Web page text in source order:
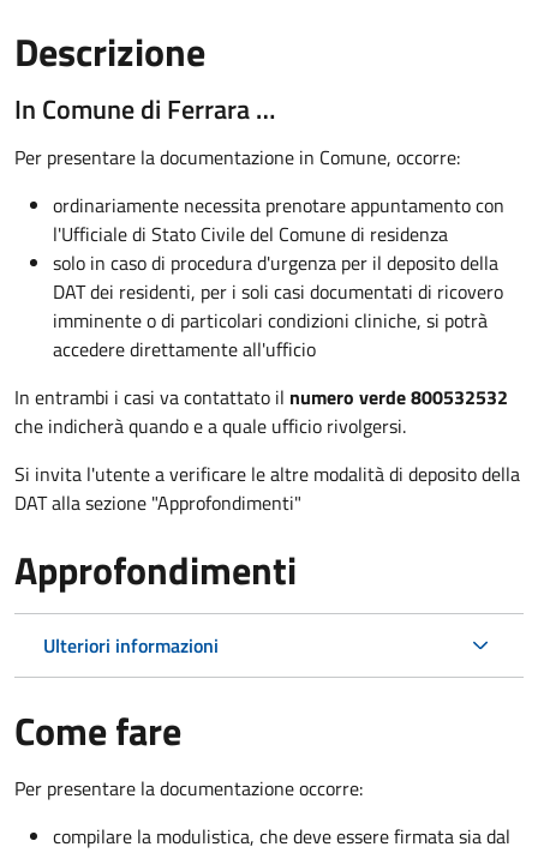
Descrizione
In Comune di Ferrara …
Per presentare la documentazione in Comune, occorre:
ordinariamente necessita prenotare appuntamento con
l'Ufficiale di Stato Civile del Comune di residenza
solo in caso di procedura d'urgenza per il deposito della
DAT dei residenti, per i soli casi documentati di ricovero
imminente o di particolari condizioni cliniche, si potrà
accedere direttamente all'ufficio
In entrambi i casi va contattato il numero verde 800532532
che indicherà quando e a quale ufficio rivolgersi.
Si invita l'utente a verificare le altre modalità di deposito della
DAT alla sezione "Approfondimenti"
Approfondimenti
Ulteriori informazioni
Come fare
Per presentare la documentazione occorre:
compilare la modulistica, che deve essere firmata sia dal